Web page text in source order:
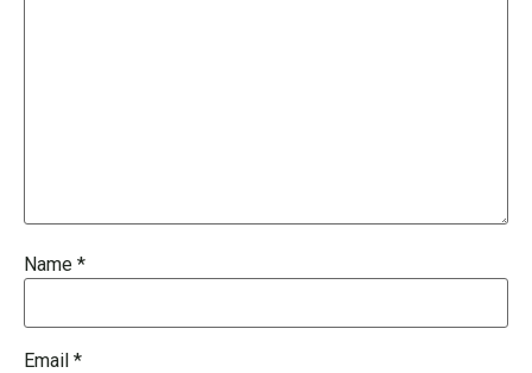
Name *
Email *